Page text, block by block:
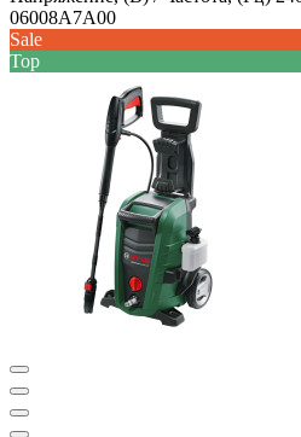
06008A7A00
Sale
Top